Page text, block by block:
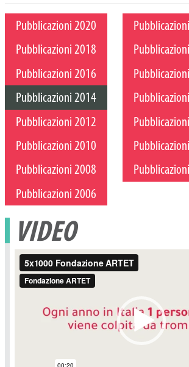
Pubblicazioni 2020
Pubblicazioni 2018
Pubblicazioni 2016
Pubblicazioni 2014
Pubblicazioni 2012
Pubblicazioni 2010
Pubblicazioni 2008
Pubblicazioni 2006
VIDEO
Video
Player